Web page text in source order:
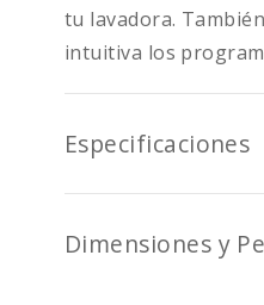
tu lavadora.
intuitiva los
Especificaciones
Dimensiones y